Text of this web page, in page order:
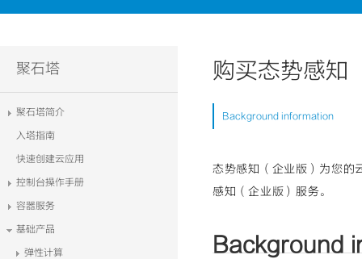
流量充值档位查询
聚石塔
聚石塔简介
入塔指南
快速创建云应用
控制台操作手册
容器服务
基础产品
弹性计算
购买态势感知
Background information
态势感知（企业版）为您的
感知（企业版）服务。
Background